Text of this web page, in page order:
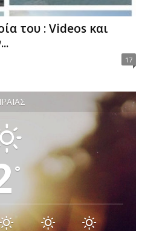
του : Videos και
17
°